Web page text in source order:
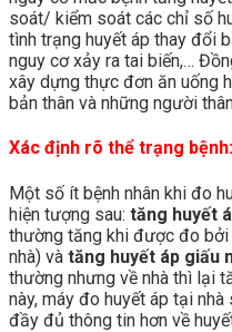
soát/ kiểm soát các chỉ số
tình trạng huyết áp thay đổi
nguy cơ xảy ra tai biến,…
xây dựng thực đơn ăn uống
bản thân và những người
Xác định rõ thể trạng bệnh:
Một số ít bệnh nhân khi đo
hiện tượng sau: tăng huyết
thường tăng khi được đo bởi
nhà) và tăng huyết áp giấu
thường nhưng về nhà thì lại
này, máy đo huyết áp tại
đầy đủ thông tin hơn về